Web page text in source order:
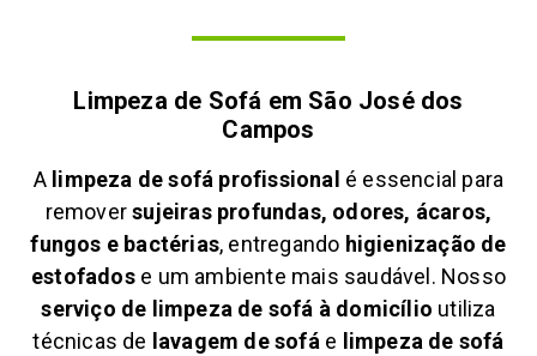
Limpeza de Sofá em São José dos
Campos
A limpeza de sofá profissional é essencial para
removersujeiras profundas, odores, ácaros,
fungos e bactérias, entregando higienização de
estofadose um ambiente mais saudável. Nosso
serviço de limpeza de sofá à domicílio utiliza
técnicas de lavagem de sofá e limpeza de sofá